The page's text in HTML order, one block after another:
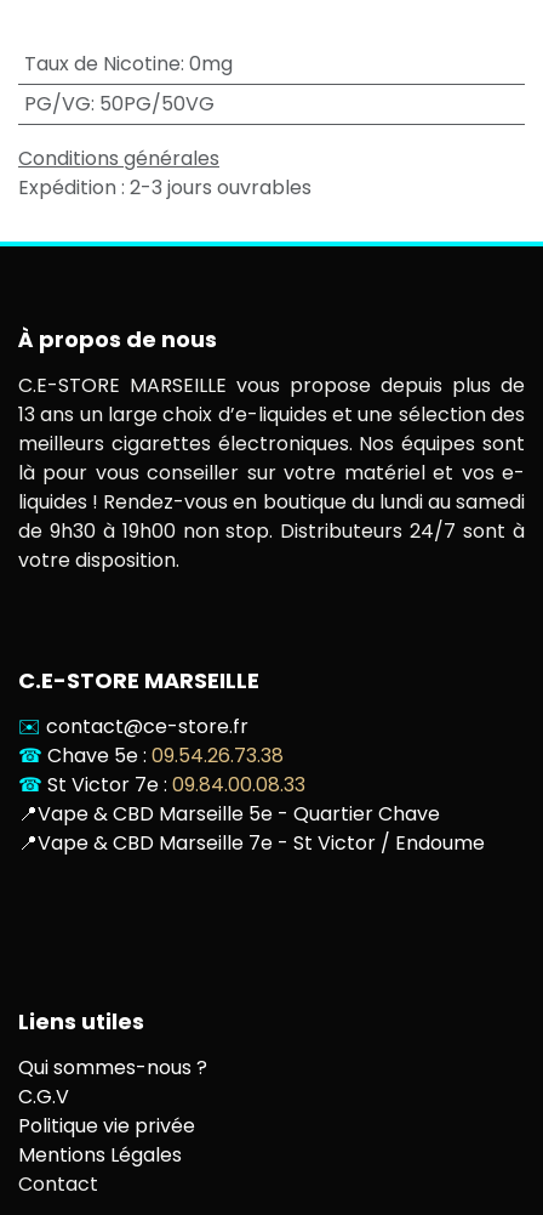
Taux de Nicotine: 0mg
PG/VG: 50PG/50VG
Conditions générales
Expédition : 2-3 jours ouvrables
À propos de nous
C.E-STORE MARSEILLE vous propose depuis plus de
13 ans un large choix d’e-liquides et une sélection des
meilleurs cigarettes électroniques. Nos équipes sont
là pour vous conseiller sur votre matériel et vos e-
liquides ! Rendez-vous en boutique du lundi au samedi
de 9h30 à 19h00 non stop. Distributeurs 24/7 sont à
votre disposition.
C.E-STORE MARSEILLE
✉️ contact@ce-store.fr
☎ Chave 5e : 09.54.26.73.38
☎ St Victor 7e : 09.84.00.08.33
📍Vape & CBD Marseille 5e - Quartier Chave
📍Vape & CBD Marseille 7e - St Victor / Endoume
Liens utiles
Qui sommes-nous ?
C.G.V
Politique vie privée
Mentions Légales
Contact